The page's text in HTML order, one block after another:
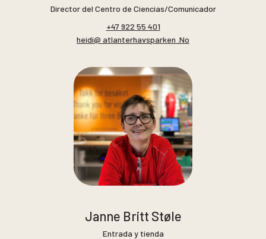
Director del Centro de Ciencias/Comunicador
+47 922 55 401
heidi@ atlanterhavsparken .No
Janne Britt Støle
Entrada y tienda